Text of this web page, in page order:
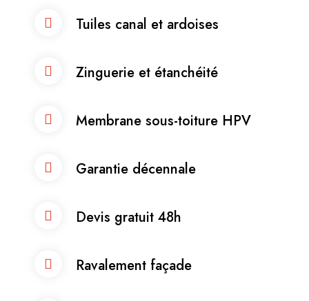
Tuiles canal et ardoises
Zinguerie et étanchéité
Membrane sous-toiture HPV
Garantie décennale
Devis gratuit 48h
Ravalement façade